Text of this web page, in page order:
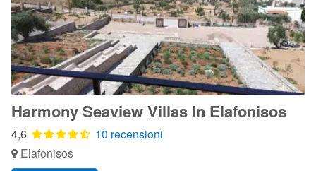
Harmony Seaview Villas In Elafonisos
4,6
10 recensioni
Elafonisos